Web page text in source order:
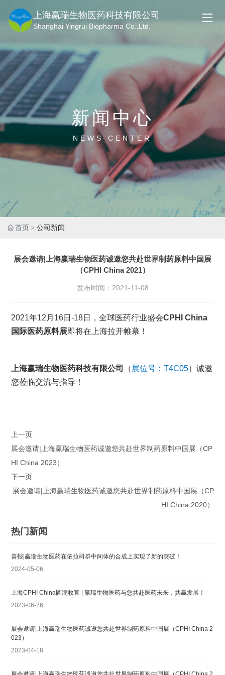
上海赢瑞生物医药科技有限公司
Shanghai Yingrui Biopharma Co.,Ltd.
新闻中心
NEWS CENTER
首页 公司新闻
展会邀请|上海赢瑞生物医药诚邀您共赴世界制药原料中国展
（CPHI China 2021）
发布时间： 2021-11-08
2021年12月16日-18日，全球医药行业盛会CPHI China
国际医药原料展即将在上海拉开帷幕！
上海赢瑞生物医药科技有限公司 （ 展位号：T4C05）诚邀
您莅临交流与指导！
上一页
展会邀请|上海赢瑞生物医药诚邀您共赴世界制药原料中国展（CP
HI China 2023）
展会邀请|上海赢瑞生物医药诚邀您共赴世界制药原料中国展（CP
HI China 2020）
下一页
热门新闻
喜报|赢瑞生物医药在依拉司群中间体的合成上实现了新的突破！
2024-05-06
上海CPHI China圆满收官 | 赢瑞生物医药与您共赴医药未来‌，共赢发展！
2023-06-26
展会邀请|上海赢瑞生物医药诚邀您共赴世界制药原料中国展（CPHI China 2
023）
2023-04-18